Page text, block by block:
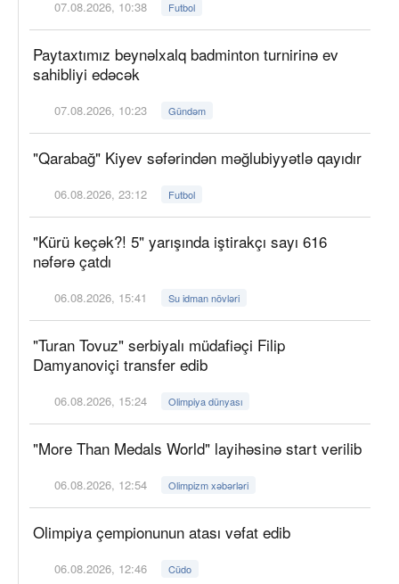
07.08.2026, 10:38 Futbol
Paytaxtımız beynəlxalq badminton turnirinə ev
sahibliyi edəcək
07.08.2026, 10:23 Gündəm
"Qarabağ" Kiyev səfərindən məğlubiyyətlə qayıdır
06.08.2026, 23:12 Futbol
"Kürü keçək?! 5" yarışında iştirakçı sayı 616
nəfərə çatdı
06.08.2026, 15:41 Su idman növləri
"Turan Tovuz" serbiyalı müdafiəçi Filip
Damyanoviçi transfer edib
06.08.2026, 15:24 Olimpiya dünyası
"More Than Medals World" layihəsinə start verilib
06.08.2026, 12:54 Olimpizm xəbərləri
Olimpiya çempionunun atası vəfat edib
06.08.2026, 12:46 Cüdo